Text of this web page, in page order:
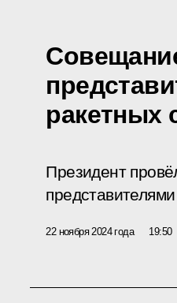
ракетных
Президент
22 ноября 2024 года 19:50